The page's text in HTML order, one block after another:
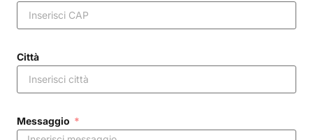
Città
Messaggio